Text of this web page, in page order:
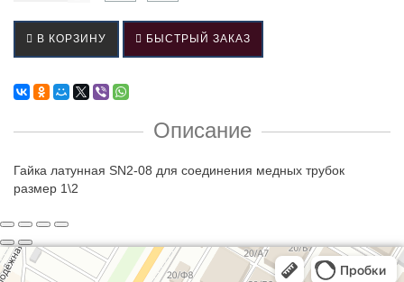
В КОРЗИНУ БЫСТРЫЙ ЗАКАЗ
Описание
Гайка латунная SN2-08 для соединения медных трубок
размер 1\2